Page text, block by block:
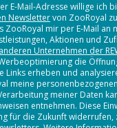
E-Mail-Adresse willige ich
Newslettervon ZooRoyal
ZooRoyal mir per E-Mail an
Aktionen und
anderen Unternehmen der
die
Links erheben und
meine
meiner Daten
entnehmen. Diese
für die Zukunft widerrufen,